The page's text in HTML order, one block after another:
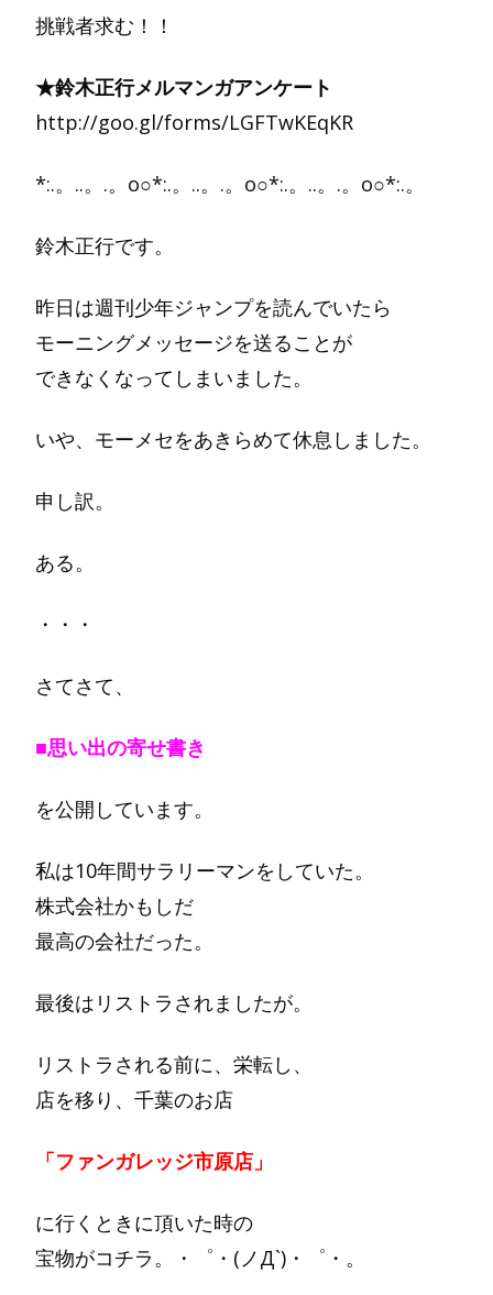
挑戦者求む！！
★鈴木正行メルマンガアンケート
http://goo.gl/forms/LGFTwKEqKR
*:.。..。.。o○*:.。..。.。o○*:.。..。.。o○*:.。
鈴木正行です。
昨日は週刊少年ジャンプを読んでいたら
モーニングメッセージを送ることが
できなくなってしまいました。
いや、モーメセをあきらめて休息しました。
申し訳。
ある。
・・・
さてさて、
■思い出の寄せ書き
を公開しています。
私は10年間サラリーマンをしていた。
株式会社かもしだ
最高の会社だった。
最後はリストラされましたが。
リストラされる前に、栄転し、
店を移り、千葉のお店
「ファンガレッジ市原店」
に行くときに頂いた時の
宝物がコチラ。・゜・(ノД`)・゜・。